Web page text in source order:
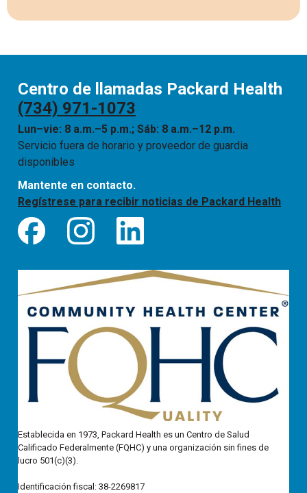
Centro de llamadas Packard Health
(734) 971-1073
Lun–vie: 8 a.m.–5 p.m.; Sáb: 8 a.m.–12 p.m.
Servicio fuera de horario y proveedor de guardia
disponibles
Mantente en contacto.
Regístrese para recibir noticias de Packard Health
Establecida en 1973, Packard Health es un Centro de Salud
Calificado Federalmente (FQHC) y una organización sin fines de
lucro 501(c)(3).
Identificación fiscal: 38-2269817